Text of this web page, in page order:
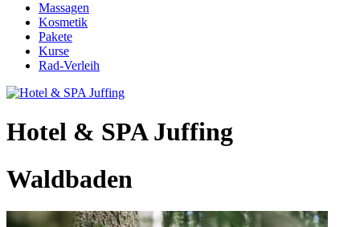
Massagen
Kosmetik
Pakete
Kurse
Rad-Verleih
Hotel & SPA Juffing
Waldbaden